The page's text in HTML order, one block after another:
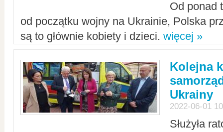
Od ponad
od początku wojny na Ukrainie, Polska
są to głównie kobiety i dzieci. więcej »
Kolejna
Ukrainy
2022-06-01
Służyła